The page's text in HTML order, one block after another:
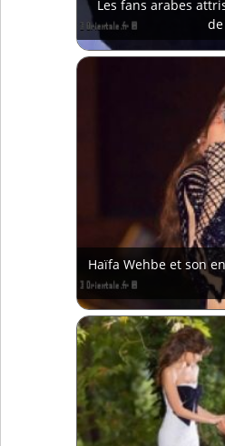
Les fans arabes
Haïfa Wehbe et son